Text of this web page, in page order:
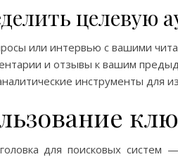
целевую
или интервью с вашими
и отзывы к вашим
инструменты для
для поисковых систем